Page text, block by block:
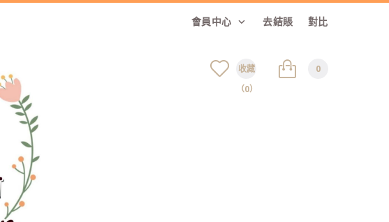
會員中心 去結賬 對比
0
收藏
（0）